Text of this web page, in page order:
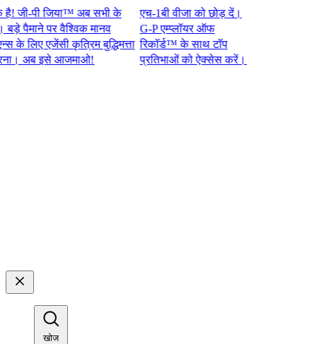
पी जिया™ अब सभी के
पर वैश्विक मानव
एजेंसी कृत्रिम बुद्धिमत्ता
अब इसे आजमाओ!​​
एच-1बी वीजा को छोड़ दें।
G-P एम्प्लॉयर ऑफ
रिकॉर्ड™ के साथ टॉप
प्रतिभाओं को ऐक्सेस करें।​​
खोज​​